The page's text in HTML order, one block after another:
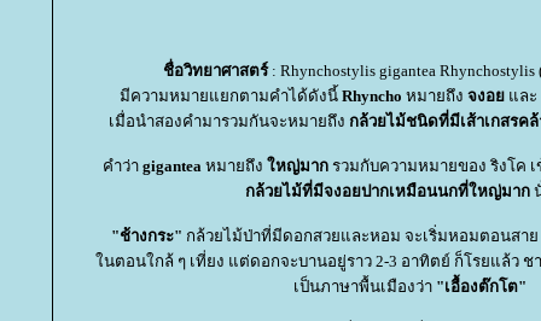
ชื่อวิทยาศาสตร์: Rhynchostylis gigantea
มีความหมายแยกตามคำได้ดังนี้ Rhyncho หมายถึง จงอละ
เมื่อนำสองคำมารวมกันจะหมายถึง กล้วยไม้ชนิดที่มีเส้าเกสรค
คำว่า giganteaหมายถึง หญ่มากรวมกับความหมายของ ริงโค
กล้วยไม้ที่มีจงอยปากเหมือนนกที่ใหญ่มาก
"ช้างกระ" กล้วยไม้ป่าที่มีดอกสวยและหอม จะเริ่มหอมตอนสา
นตอนใกล้ ๆ เที่ยง แต่ดอกจะบานอยู่ราว 2-3 อาทิตย์ ก็โรยแล้ว ช
เป็นภาษาพื้นเมืองว่า "เอื้องต๊กโต"